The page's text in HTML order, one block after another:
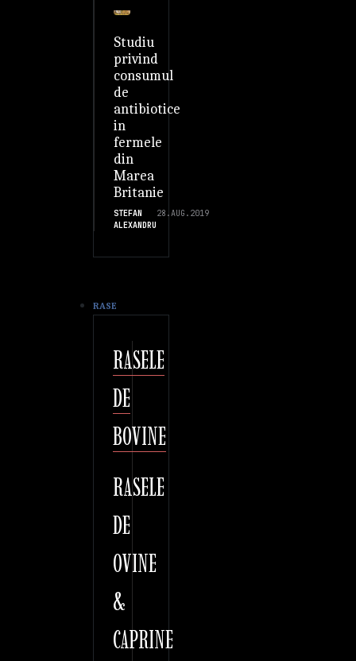
Studiu
privind
consumul
de
antibiotice
in
fermele
din
Marea
Britanie
STEFAN
ALEXANDRU
28.AUG.2019
RASE
RASELE
DE
BOVINE
RASELE
DE
OVINE
&
CAPRINE